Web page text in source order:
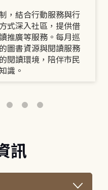
，結合行動服務與行
式深入社區，提供借
推廣等服務。每月巡
圖書資源與閱讀服務
閱讀環境，陪伴市民
識。
訊